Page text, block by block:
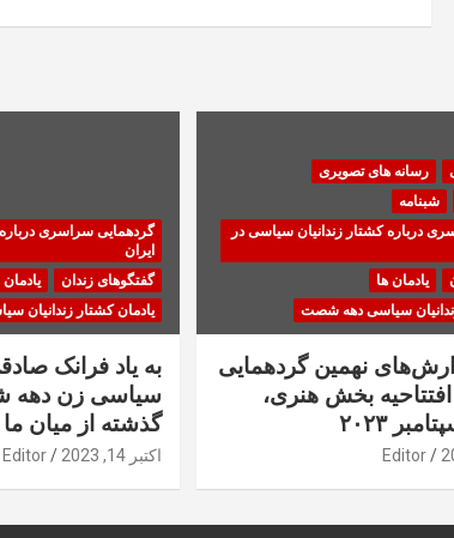
رسانه های تصویری
شبنامه
درباره کشتار زندانیان سیاسی در
یادمان ها
سیاسی دهه شصت
نهمین گردهمایی
بخش هنری،
Editor
گردهمایی سراسری
ایران
گفتگوهای زندان
یادمان
یادمان کشتار زندانیان
به یاد فرانک
سیاسی زن
گذشته از میان
اکتبر 14, 2023 Editor